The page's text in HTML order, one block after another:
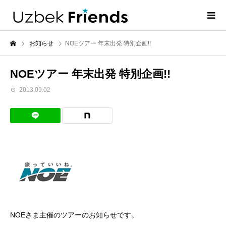
お知らせ NOEツアー 年末出発 特別企画!!
NOEツアー 年末出発 特別企画!!
2013.09.02
NOEさま主催のツアーのお知らせです。